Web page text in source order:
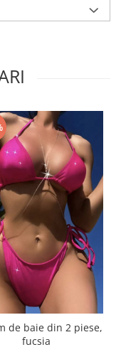
de baie din 2 piese,
fucsia